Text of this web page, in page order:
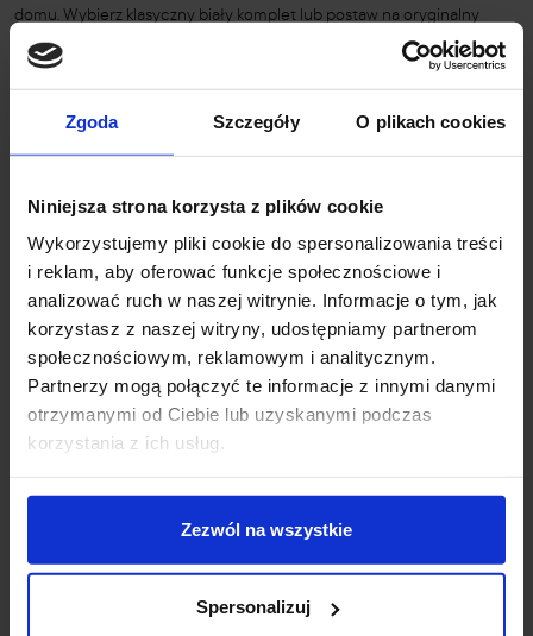
Zgoda Szczegóły O plikach cookies
Niniejsza strona korzysta z plików cookie
Wykorzystujemy pliki cookie do spersonalizowania treści
i reklam, aby oferować funkcje społecznościowe i
analizować ruch w naszej witrynie. Informacje o tym, jak
korzystasz z naszej witryny, udostępniamy partnerom
społecznościowym, reklamowym i analitycznym.
Partnerzy mogą połączyć te informacje z innymi danymi
otrzymanymi od Ciebie lub uzyskanymi podczas
korzystania z ich usług.
Zezwól na wszystkie
Spersonalizuj
domu. Wybierz klasyczny biały komplet lub postaw na oryginalny
design – ważne, by pasował do gustu gospodarzy.
Kubki z zabawnymi napisami, motywami graficznymi lub
Można również dorzucić dobrej jakości kawę lub herbatę, tworząc
spójny zestaw na relaksujące poranki.
4. Gadżety kuchenne
Nowe mieszkanie to okazja do wymiany starych narzędzi kuchennych.
Praktyczny
prezent na parapetówkę
może obejmować eleganckie
deski do krojenia, zestawy przypraw, formy do pieczenia lub
elektryczny młynek do pieprzu.
Warto też zwrócić uwagę na funkcjonalne zestawy do
przechowywania żywności, silikonowe pokrywki czy organizery do
szuflad. Takie drobiazgi często okazują się niezastąpione w
5. Zestaw do kawy lub herbaty
postaci zestawu dobrej kawy, herbaty i pasujących dodatków to strzał